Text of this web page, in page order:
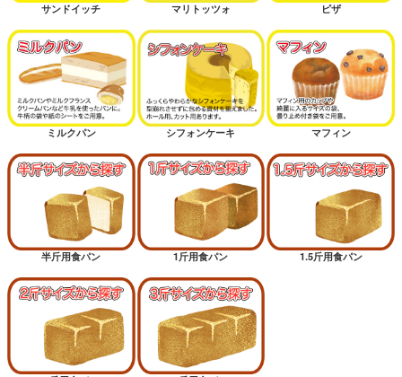
サンドイッチ マリトッツォ ピザ
ミルクパン シフォンケーキ マフィン
半斤用食パン 1斤用食パン 1.5斤用食パン